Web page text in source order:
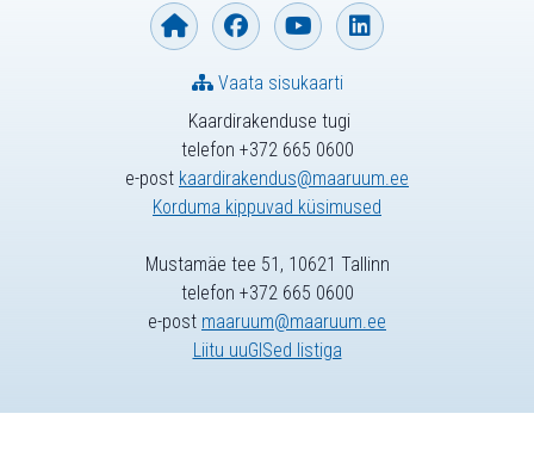
Kaardirakenduse tugi
telefon +372 665 0600
e-post kaardirakendus@maaruum.ee
Korduma kippuvad küsimused
Vaata sisukaarti
Mustamäe tee 51, 10621 Tallinn
telefon +372 665 0600
e-post maaruum@maaruum.ee
Liitu uuGISed listiga